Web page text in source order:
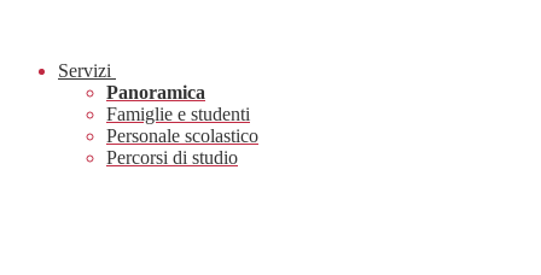
Servizi
Panoramica
Famiglie e studenti
Personale scolastico
Percorsi di studio